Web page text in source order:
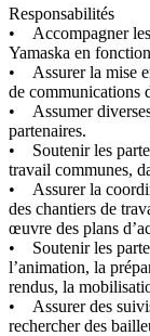
Responsabilités
• Accompagner les
Yamaska en
• Assurer la mise
de communications
• Assumer
partenaires.
• Soutenir les
travail communes,
• Assurer la
des chantiers de
œuvre des plans
• Soutenir les
l’animation, la
rendus, la
• Assurer des
rechercher des